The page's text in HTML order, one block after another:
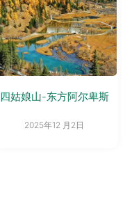
四姑娘山-东方阿尔卑斯
2025年12 月2日